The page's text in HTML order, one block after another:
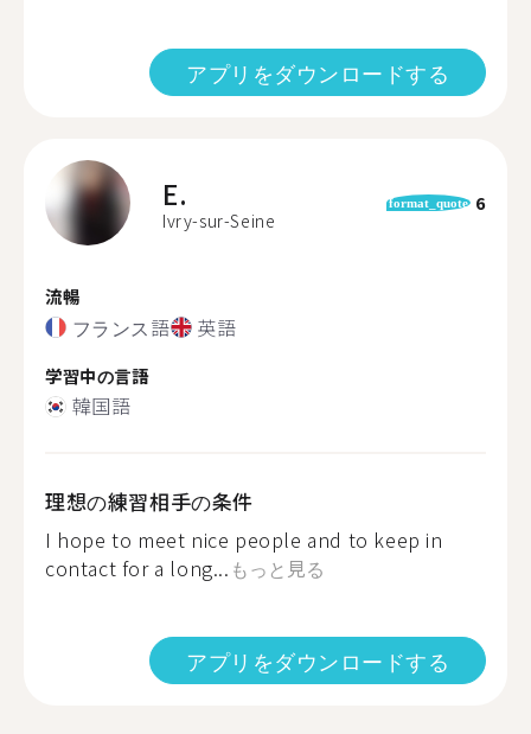
アプリをダウンロードする
E.
Ivry-sur-Seine
format_quote 6
流暢
フランス語 英語
学習中の言語
韓国語
理想の練習相手の条件
I hope to meet nice people and to keep in
contact for a long... もっと見る
アプリをダウンロードする